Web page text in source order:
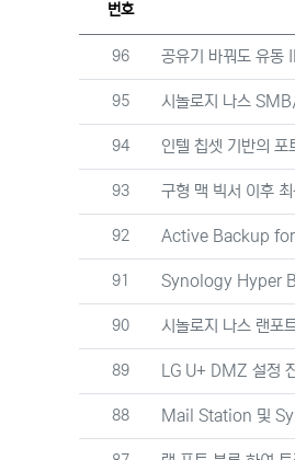
번호
번호
96 공유기 바꿔도 유동
번호
95 시놀로지 나스
번호
94 인텔 칩셋 기반의
번호
93 구형 맥 빅서 이후
번호
92 Active Backup for
번호
91 Synology Hyper
번호
90 시놀로지 나스 랜포
번호
89 LG U+ DMZ 설정
번호
88 Mail Station 및